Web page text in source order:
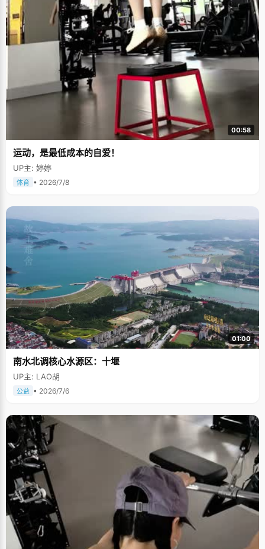
00:58
运动，是最低成本的自爱！
UP主: 婷婷
体育 • 2026/7/8
01:00
南水北调核心水源区：十堰
UP主: LAO胡
公益 • 2026/7/6